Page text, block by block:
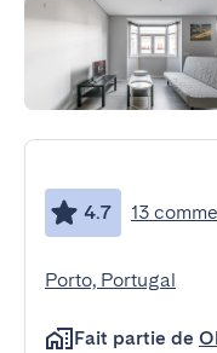
4.7 13
Porto, Portugal
Fait partie de